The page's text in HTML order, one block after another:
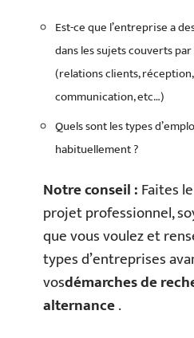
Est-ce que l’entreprise a
dans les sujets couverts
(relations clients,
communication, etc…)
Quels sont les types
habituellement ?
Notre conseil :Faites
projet professionnel,
que vous voulez et
types d’entreprises
vosdémarches de
alternance.